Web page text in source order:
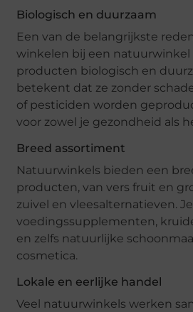
Biologisch en duurzaam
Een van de belangrijkste
winkelen bij een natuurwinkel
producten biologisch en
betekent dat ze zonder
of pesticiden worden
voor zowel je gezondheid als
Breed assortiment
Natuurwinkels bieden een
producten, van vers fruit en
zuivel en vleesalternatieven.
voedingssupplementen,
en zelfs natuurlijke
cosmetica.
Lokale en eerlijke handel
Veel natuurwinkels werken